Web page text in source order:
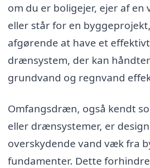
om du er boligejer, ejer af en
eller står for en
afgørende at have et effektivt
drænsystem, der kan
grundvand og regnvand
Omfangsdræn, også kendt
eller drænsystemer, er
overskydende vand væk fra
fundamenter. Dette